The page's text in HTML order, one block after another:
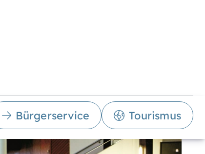
Bürgerservice Tourismus